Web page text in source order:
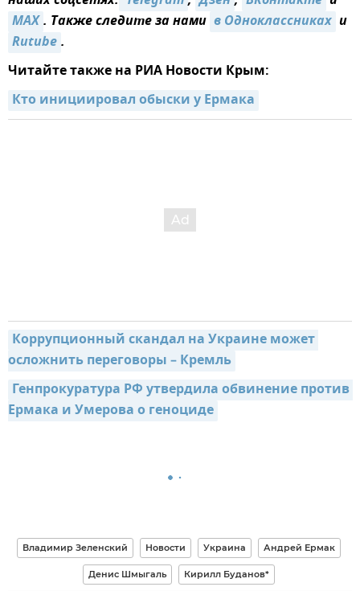
MAX. Также следите за нами в Одноклассниках и
Rutube.
Читайте также на РИА Новости Крым:
Кто инициировал обыски у Ермака
Коррупционный скандал на Украине может
осложнить переговоры – Кремль
Генпрокуратура РФ утвердила обвинение против
Ермака и Умерова о геноциде
Владимир Зеленский Новости Украина Андрей Ермак
Денис Шмыгаль Кирилл Буданов*